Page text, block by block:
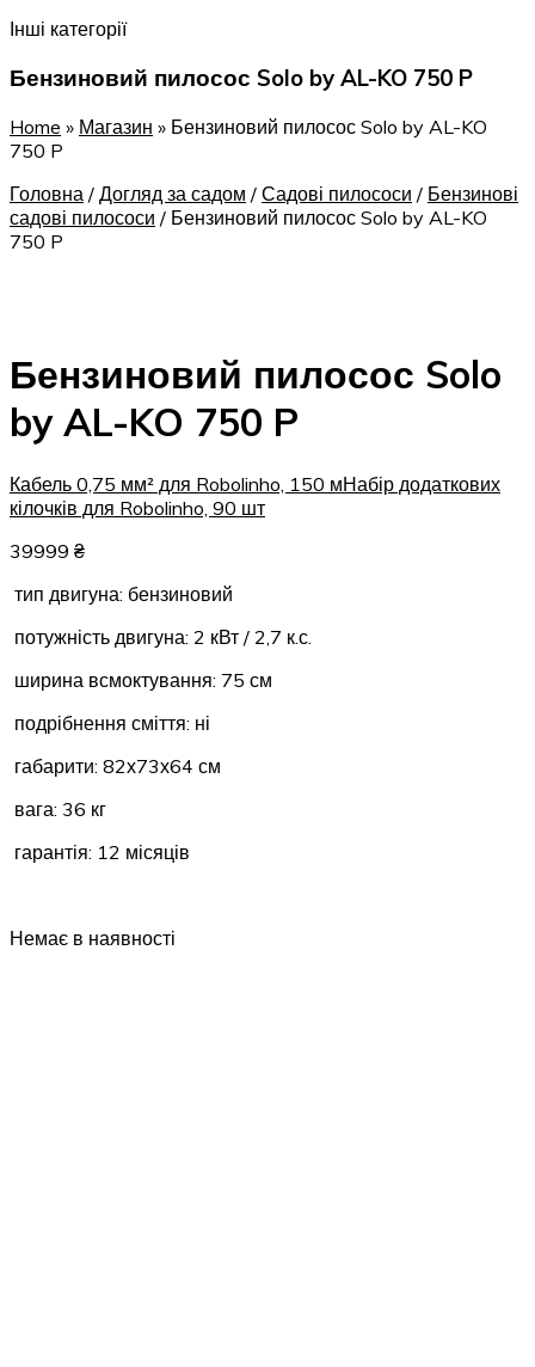
Інші категорії
Бензиновий пилосос Solo by AL-KO 750 P
Home » Магазин » Бензиновий пилосос Solo by AL-KO
750 P
Головна / Догляд за садом / Садові пилососи / Бензинові
садові пилососи / Бензиновий пилосос Solo by AL-KO
750 P
Бензиновий пилосос Solo
by AL-KO 750 P
Кабель 0,75 мм² для Robolinho, 150 мНабір додаткових
кілочків для Robolinho, 90 шт
39999 ₴
тип двигуна: бензиновий
потужність двигуна: 2 кВт / 2,7 к.с.
ширина всмоктування: 75 см
подрібнення сміття: ні
габарити: 82х73х64 см
вага: 36 кг
гарантія: 12 місяців
Немає в наявності